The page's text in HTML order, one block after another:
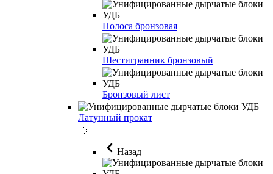
Полоса бронзовая
Шестигранник бронзовый
Бронзовый лист
Латунный прокат
Назад